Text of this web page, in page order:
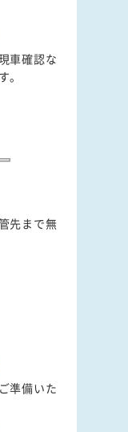
車確認な
先まで無
準備いた